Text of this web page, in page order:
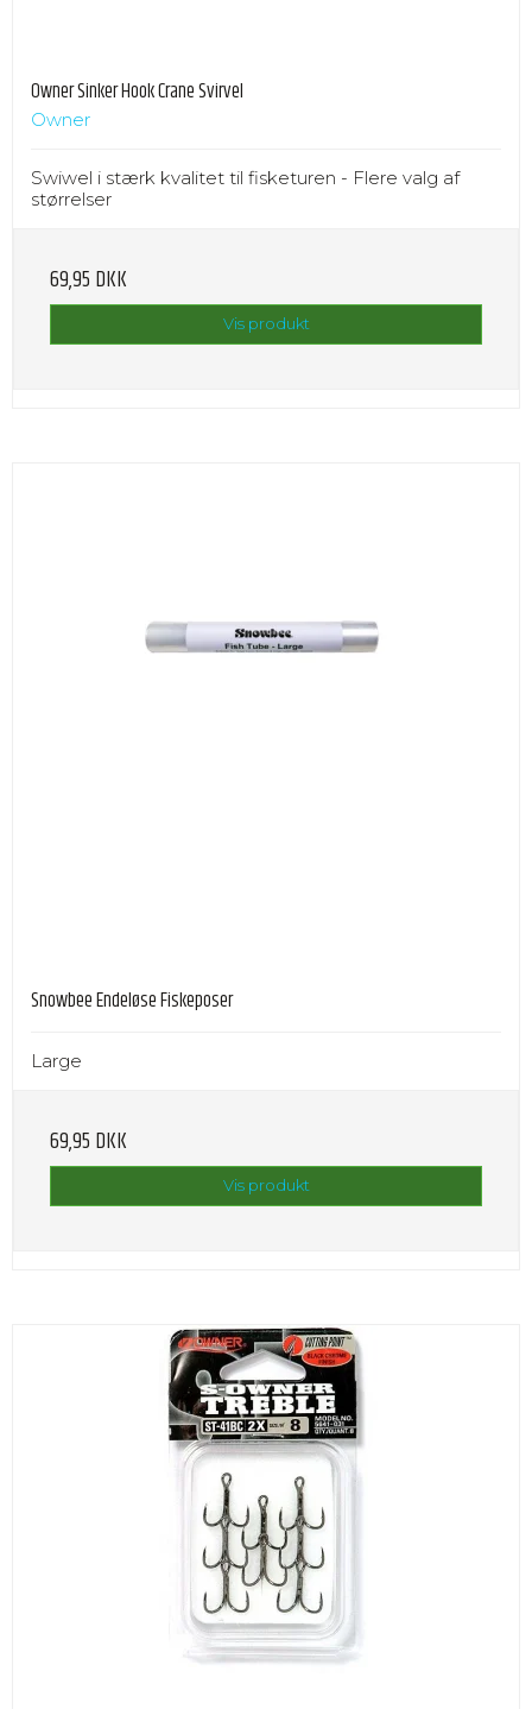
Owner Sinker Hook Crane Svirvel
Owner
Swiwel i stærk kvalitet til fisketuren - Flere valg af
størrelser
69,95 DKK
Vis produkt
Snowbee Endeløse Fiskeposer
Large
69,95 DKK
Vis produkt